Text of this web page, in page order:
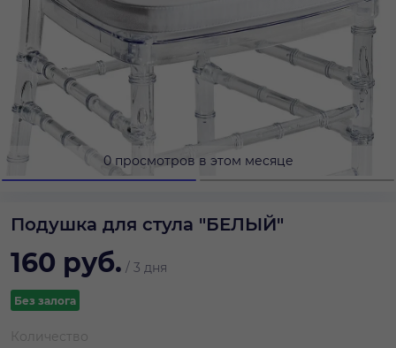
0 просмотров в этом месяце
Подушка для стула "БЕЛЫЙ"
160 руб. / 3 дня
Без залога
Количество